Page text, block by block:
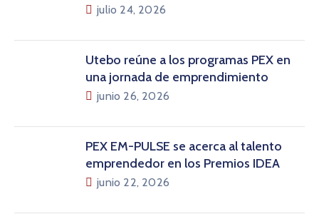
julio 24, 2026
Utebo reúne a los programas PEX en
una jornada de emprendimiento
junio 26, 2026
PEX EM-PULSE se acerca al talento
emprendedor en los Premios IDEA
junio 22, 2026